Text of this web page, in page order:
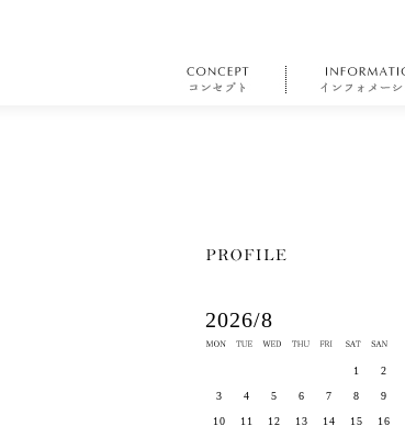
2026/8
1 2
3 4 5 6 7 8 9
10 11 12 13 14 15 16